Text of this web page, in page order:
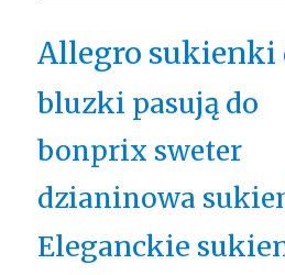
Allegro sukienki
bluzki pasują do
bonprix sweter
dzianinowa
Eleganckie